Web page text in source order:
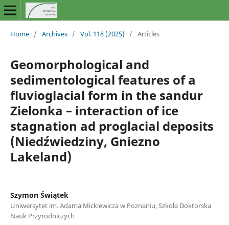
Home / Archives / Vol. 118 (2025) / Articles
Geomorphological and
sedimentological features of a
fluvioglacial form in the sandur
Zielonka – interaction of ice
stagnation ad proglacial deposits
(Niedźwiedziny, Gniezno
Lakeland)
Szymon Świątek
Uniwersytet im. Adama Mickiewicza w Poznaniu, Szkoła Doktorska
Nauk Przyrodniczych